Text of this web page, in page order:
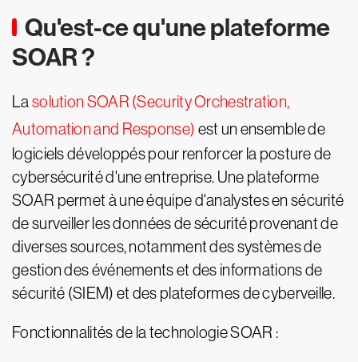
Qu'est-ce qu'une plateforme
SOAR ?
La solution SOAR (Security Orchestration,
Automation and Response) est un ensemble de
logiciels développés pour renforcer la posture de
cybersécurité d'une entreprise. Une plateforme
SOAR permet à une équipe d'analystes en sécurité
de surveiller les données de sécurité provenant de
diverses sources, notamment des systèmes de
gestion des événements et des informations de
sécurité (SIEM) et des plateformes de cyberveille.
Fonctionnalités de la technologie SOAR :